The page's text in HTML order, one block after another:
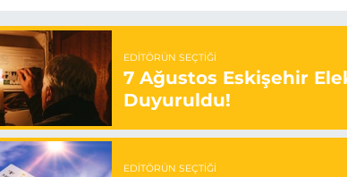
EDITÖRÜN SEÇTIĞI
7 Ağustos Eskişehir
Duyuruldu!
EDITÖRÜN SEÇTIĞI